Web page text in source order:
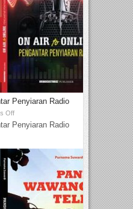
Penyiaran Radio
Off
Penyiaran Radio